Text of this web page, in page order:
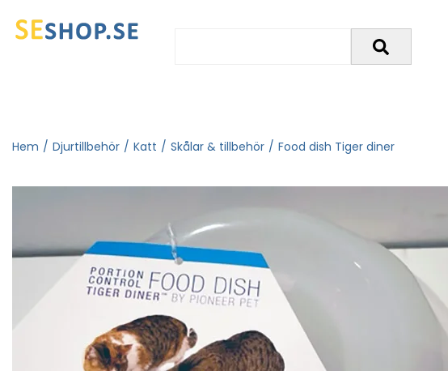
Hem / Djurtillbehör / Katt / Skålar & tillbehör / Food dish Tiger diner